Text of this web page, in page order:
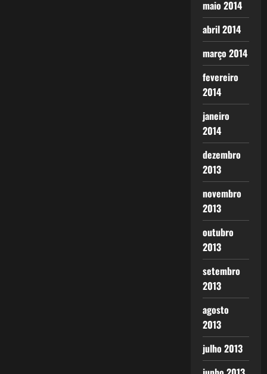
maio 2014
abril 2014
março 2014
fevereiro
2014
janeiro
2014
dezembro
2013
novembro
2013
outubro
2013
setembro
2013
agosto
2013
julho 2013